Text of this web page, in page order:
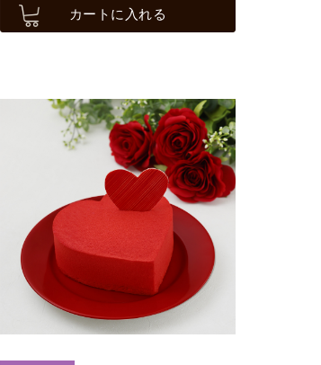
カートに入れる